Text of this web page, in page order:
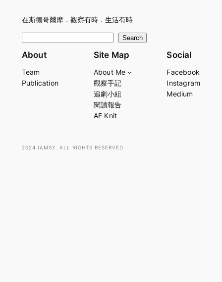
在斯德哥爾摩．觀察有時．生活有時
e
r
Search
About
Team
Publication
Site Map
About Me
觀察手記
追劇小組
閱讀報告
AF Knit
Social
Facebook
Instagram
Medium
2024 IAMSY. ALL RIGHTS RESERVED.